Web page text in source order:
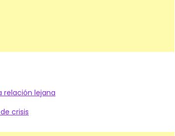
lejana
crisis